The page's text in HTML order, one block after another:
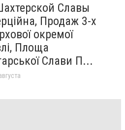
Славы
Продаж 3-х
окремої
Площа
Слави П...